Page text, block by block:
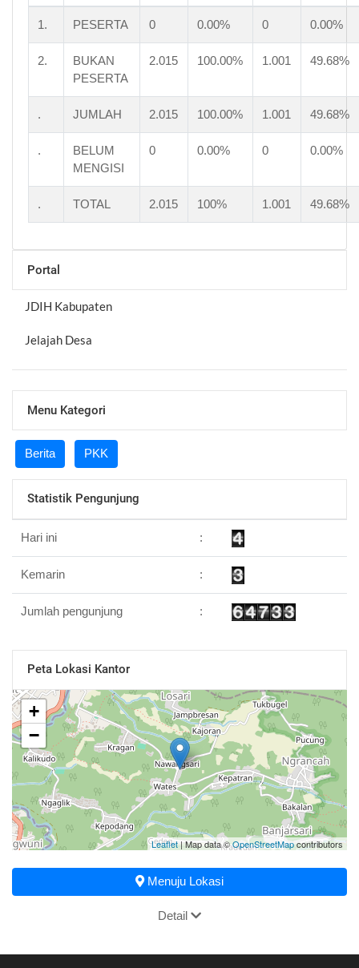
1. PESERTA 0 0.00% 0 0.00%
2.
BUKAN
PESERTA
2.015 100.00% 1.001 49.68%
. JUMLAH 2.015 100.00% 1.001 49.68%
.
BELUM
MENGISI
0 0.00% 0 0.00%
. TOTAL 2.015 100% 1.001 49.68%
Portal
JDIH Kabupaten
Jelajah Desa
Menu Kategori
Berita PKK
Statistik Pengunjung
Hari ini :
Kemarin :
Jumlah pengunjung :
Peta Lokasi Kantor
+
−
Leaflet| Map data ©OpenStreetMapcontributors
Menuju Lokasi
Detail